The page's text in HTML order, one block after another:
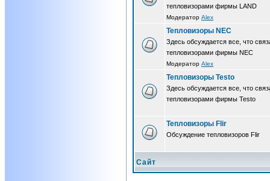
тепловизорами фирмы LAND
Модератор Alex
Тепловизоры NEC
Здесь обсуждается все, что
тепловизорами фирмы NEC
Модератор Alex
Тепловизоры Testo
Здесь обсуждается все, что
тепловизорами фирмы Testo
Тепловизоры Flir
Обсуждение тепловизоров Flir
Сайт